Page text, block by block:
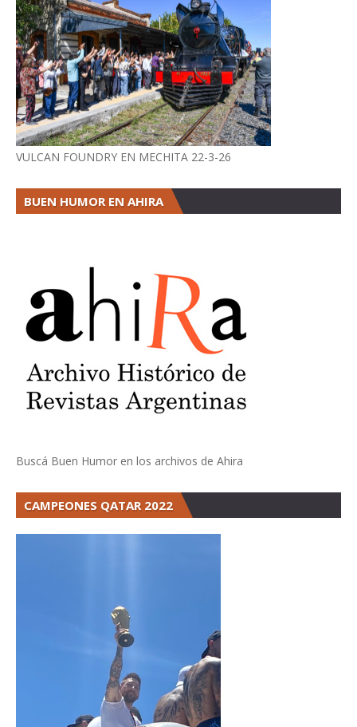
VULCAN FOUNDRY EN MECHITA 22-3-26
BUEN HUMOR EN AHIRA
Buscá Buen Humor en los archivos de Ahira
CAMPEONES QATAR 2022